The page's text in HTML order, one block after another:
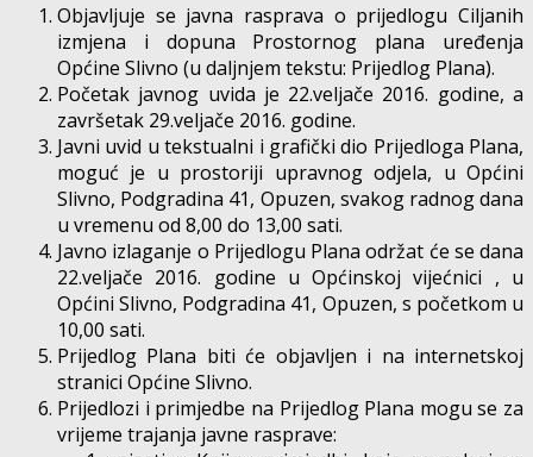
Objavljuje se javna rasprava o prijedlogu Ciljanih
izmjena i dopuna Prostornog plana uređenja
Općine Slivno (u daljnjem tekstu: Prijedlog Plana).
Početak javnog uvida je 22.veljače 2016. godine, a
završetak 29.veljače 2016. godine.
Javni uvid u tekstualni i grafički dio Prijedloga Plana,
moguć je u prostoriji upravnog odjela, u Općini
Slivno, Podgradina 41, Opuzen, svakog radnog dana
u vremenu od 8,00 do 13,00 sati.
Javno izlaganje o Prijedlogu Plana održat će se dana
22.veljače 2016. godine u Općinskoj vijećnici , u
Općini Slivno, Podgradina 41, Opuzen, s početkom u
10,00 sati.
Prijedlog Plana biti će objavljen i na internetskoj
stranici Općine Slivno.
Prijedlozi i primjedbe na Prijedlog Plana mogu se za
vrijeme trajanja javne rasprave: